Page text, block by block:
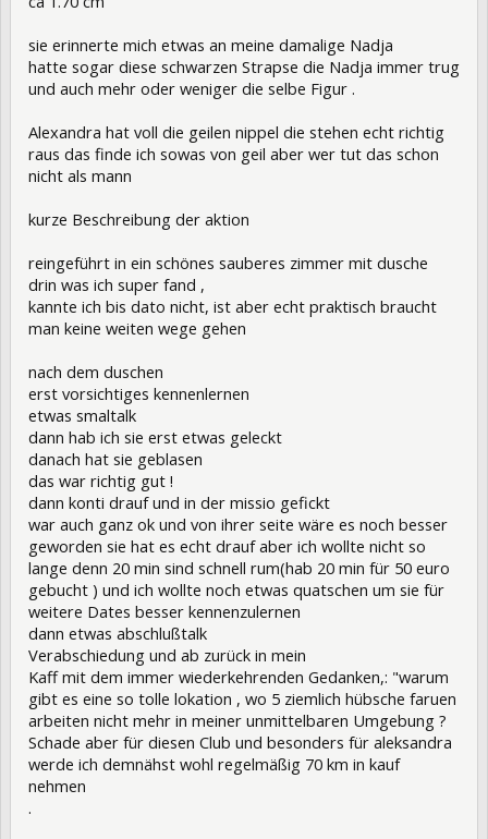
sie erinnerte mich etwas an meine damalige Nadja
hatte sogar diese schwarzen Strapse die Nadja immer trug
und auch mehr oder weniger die selbe Figur .
Alexandra hat voll die geilen nippel die stehen echt richtig
raus das finde ich sowas von geil aber wer tut das schon
nicht als mann
kurze Beschreibung der aktion
reingeführt in ein schönes sauberes zimmer mit dusche
drin was ich super fand ,
kannte ich bis dato nicht, ist aber echt praktisch braucht
man keine weiten wege gehen
nach dem duschen
erst vorsichtiges kennenlernen
etwas smaltalk
dann hab ich sie erst etwas geleckt
danach hat sie geblasen
das war richtig gut !
dann konti drauf und in der missio gefickt
war auch ganz ok und von ihrer seite wäre es noch besser
geworden sie hat es echt drauf aber ich wollte nicht so
lange denn 20 min sind schnell rum(hab 20 min für 50 euro
gebucht ) und ich wollte noch etwas quatschen um sie für
weitere Dates besser kennenzulernen
dann etwas abschlußtalk
Verabschiedung und ab zurück in mein
Kaff mit dem immer wiederkehrenden Gedanken,: "warum
gibt es eine so tolle lokation , wo 5 ziemlich hübsche faruen
arbeiten nicht mehr in meiner unmittelbaren Umgebung ?
Schade aber für diesen Club und besonders für aleksandra
werde ich demnähst wohl regelmäßig 70 km in kauf
nehmen
.